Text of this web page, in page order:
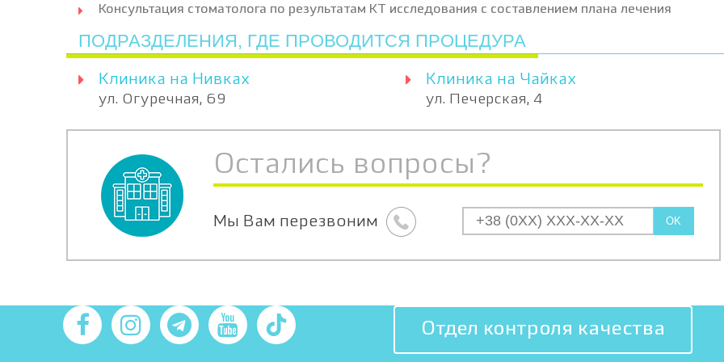
Консультация стоматолога по результатам КТ исследования с составлением плана лечения
ПОДРАЗДЕЛЕНИЯ, ГДЕ ПРОВОДИТСЯ ПРОЦЕДУРА
Клиника на Нивках
ул. Огуречная, 69
Клиника на Чайках
ул. Печерская, 4
Остались вопросы?
Мы Вам перезвоним OK
Отдел контроля качества